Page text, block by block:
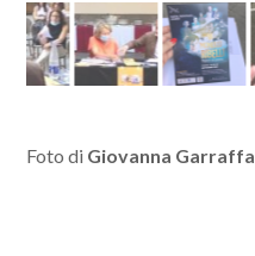
Foto di Giovanna Garraffa